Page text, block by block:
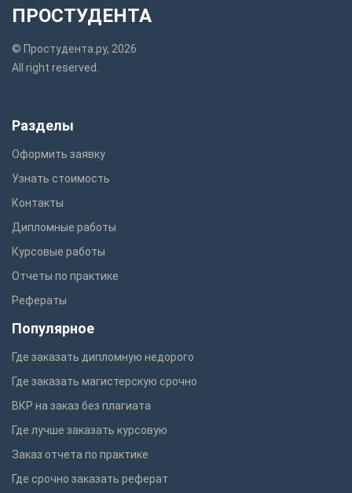
ПРОСТУДЕНТА
© Простудента.ру, 2026
All right reserved.
Разделы
Оформить заявку
Узнать стоимость
Контакты
Дипломные работы
Курсовые работы
Отчеты по практике
Рефераты
Популярное
Где заказать дипломную недорого
Где заказать магистерскую срочно
ВКР на заказ без плагиата
Где лучше заказать курсовую
Заказ отчета по практике
Где срочно заказать реферат